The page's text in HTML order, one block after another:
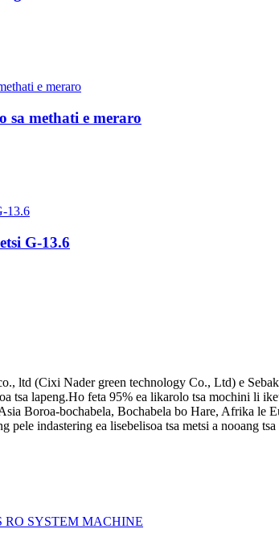
sa methati e meraro
G-13.6
ltd (Cixi Nader green technology Co., Ltd) e
tsa lapeng.Ho feta 95% ea likarolo tsa mochini li
Boroa-bochabela, Bochabela bo Hare, Afrika le
pele indastering ea lisebelisoa tsa metsi a nooang